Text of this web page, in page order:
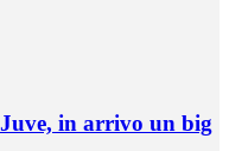
in arrivo un big